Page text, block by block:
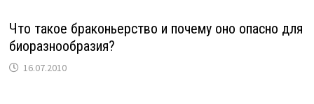
Что такое браконьерство и почему оно опасно для
биоразнообразия?
16.07.2010